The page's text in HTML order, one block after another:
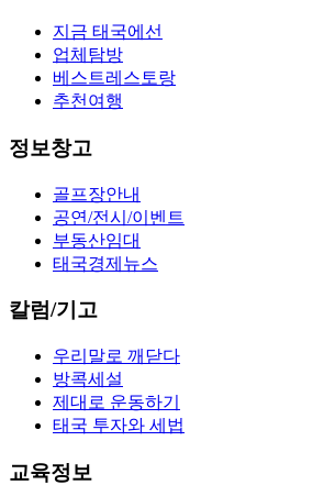
지금 태국에선
업체탐방
베스트레스토랑
추천여행
정보창고
골프장안내
공연/전시/이벤트
부동산임대
태국경제뉴스
칼럼/기고
우리말로 깨닫다
방콕세설
제대로 운동하기
태국 투자와 세법
교육정보